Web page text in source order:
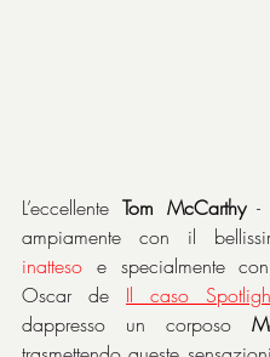
L’eccellente Tom McCarthy -
ampiamente con il
inatteso e specialmente
Oscar de Il caso
dappresso un corposo